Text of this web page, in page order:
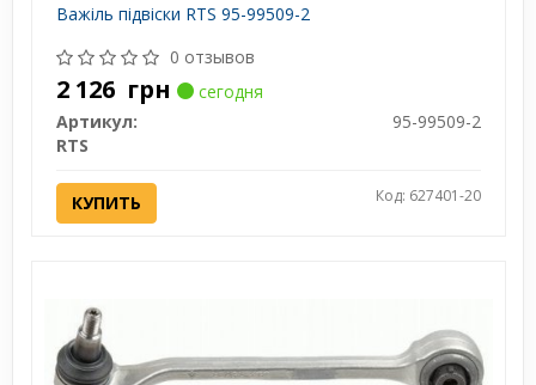
Важіль підвіски RTS 95-99509-2
0 отзывов
2 126 грн
сегодня
Артикул:
95-99509-2
RTS
КУПИТЬ Код: 627401-20